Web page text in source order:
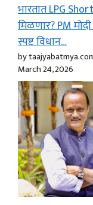
भारतात LPG
मिळणार? PM
स्पष्ट विधान…
by
March 24, 2026